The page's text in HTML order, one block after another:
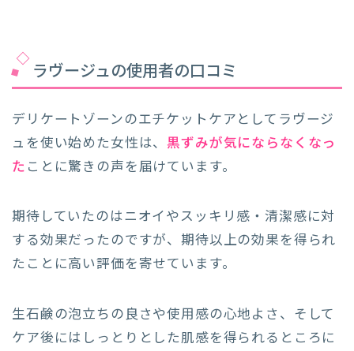
ラヴージュの使用者の口コミ
デリケートゾーンのエチケットケアとしてラヴージ
ュを使い始めた女性は、 黒ずみが気にならなくなっ
た ことに驚きの声を届けています。
期待していたのはニオイやスッキリ感・清潔感に対
する効果だったのですが、期待以上の効果を得られ
たことに高い評価を寄せています。
生石鹸の泡立ちの良さや使用感の心地よさ、そして
ケア後にはしっとりとした肌感を得られるところに